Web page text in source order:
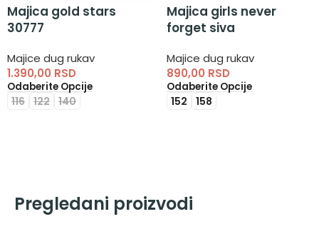
Majica gold stars
30777
Majice dug rukav
1.390,00 RSD
Odaberite Opcije
116 122 140
Majica girls never
forget siva
Majice dug rukav
890,00 RSD
Odaberite Opcije
152 158
Pregledani proizvodi